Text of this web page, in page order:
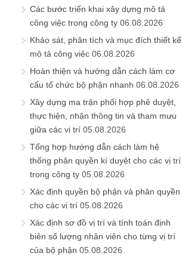
Các bước triển khai xây dựng mô tả
công việc trong công ty 06.08.2026
Khảo sát, phân tích và mục đích thiết kế
mô tả công việc 06.08.2026
Hoàn thiện và hướng dẫn cách làm cơ
cấu tổ chức bộ phận nhanh 06.08.2026
Xây dựng ma trận phối hợp phê duyệt,
thực hiện, nhận thông tin và tham mưu
giữa các vị trí 05.08.2026
Tổng hợp hướng dẫn cách làm hệ
thống phân quyền kí duyệt cho các vị trí
trong công ty 05.08.2026
Xác định quyền bộ phận và phân quyền
cho các vị trí 05.08.2026
Xác định sơ đồ vị trí và tính toán định
biên số lượng nhân viên cho từng vị trí
của bộ phận 05.08.2026